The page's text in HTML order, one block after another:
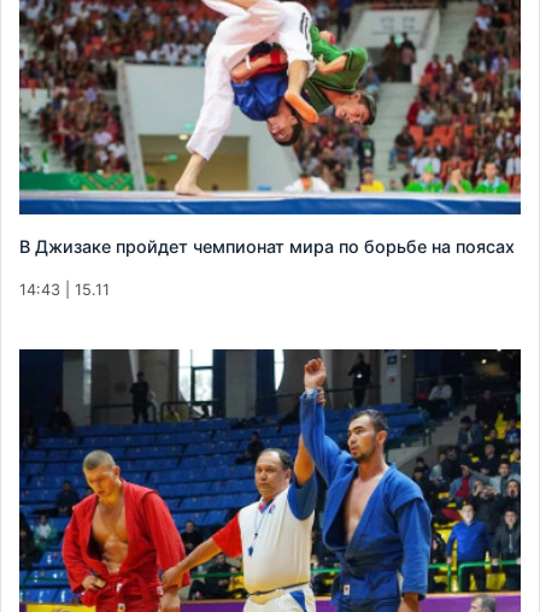
В Джизаке пройдет чемпионат мира по борьбе на поясах
14:43 | 15.11